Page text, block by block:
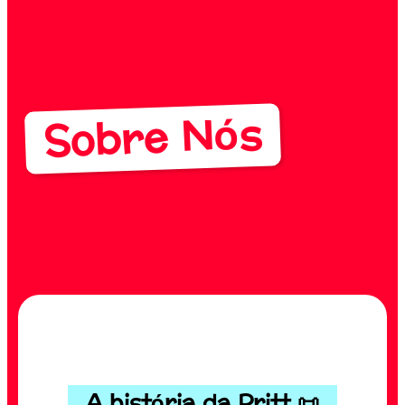
Sobre Nós